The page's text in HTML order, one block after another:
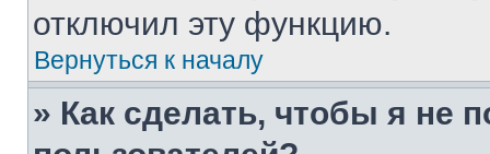
отключил эту функцию.
Вернуться к началу
» Как сделать, чтобы я не